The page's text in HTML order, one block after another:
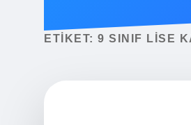
ETIKET: 9 SINIF LISE